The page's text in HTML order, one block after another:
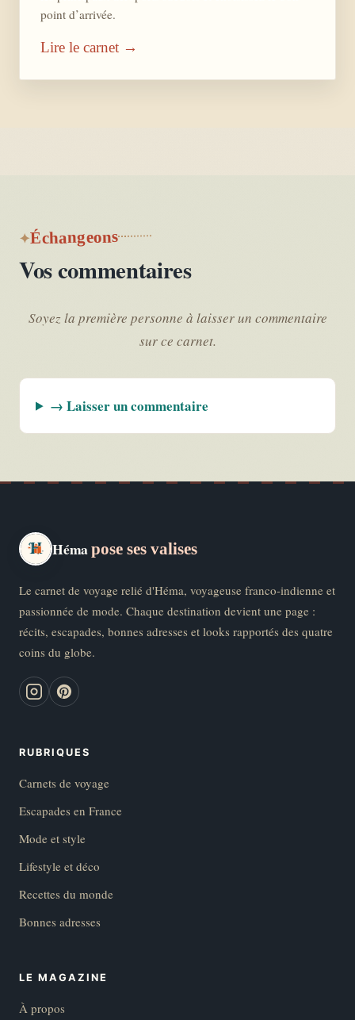
point d’arrivée.
Lire le carnet →
Échangeons
Vos commentaires
Soyez la première personne à laisser un commentaire
sur ce carnet.
→ Laisser un commentaire
Hémapose ses valises
Le carnet de voyage relié d'Héma, voyageuse franco-indienne et
passionnée de mode. Chaque destination devient une page :
récits, escapades, bonnes adresses et looks rapportés des quatre
coins du globe.
RUBRIQUES
Carnets de voyage
Escapades en France
Mode et style
Lifestyle et déco
Recettes du monde
Bonnes adresses
LE MAGAZINE
À propos